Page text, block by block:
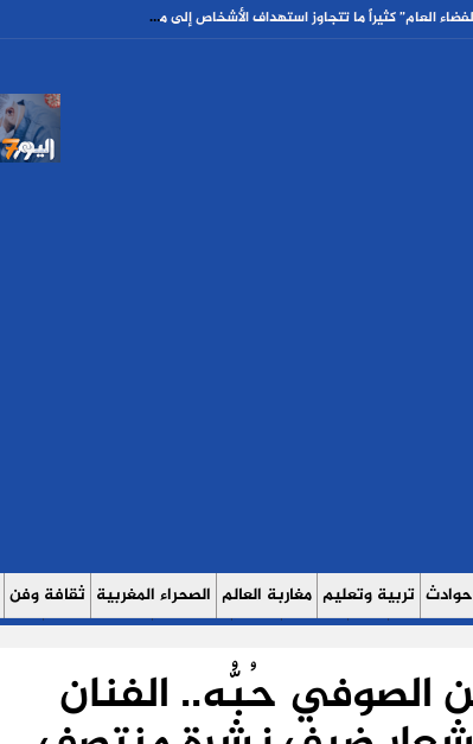
ككوس : حملات التشهير الموجهة ضد النساء في ”الفضاء العام” كثيراً ما تتجاوز استهداف الأشخاص إلى محاولة ”إسكات أصوات” النساء و”إخراجهن” من المجال العام ومراكز القرار
حوادث تربية وتعليم مغاربة العالم الصحراء المغربية ثقافة وفن
الصوفي حُبُّه.. الفنان